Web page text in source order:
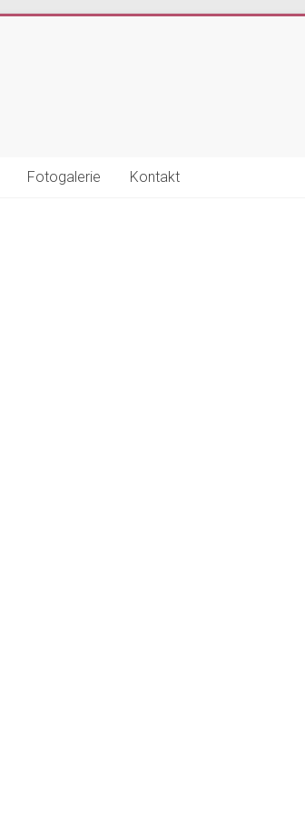
Fotogalerie Kontakt